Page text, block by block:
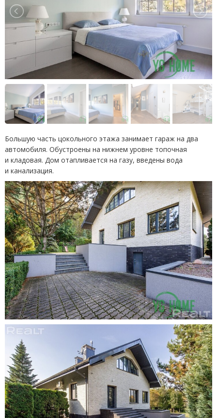
Большую часть цокольного этажа занимает гараж на два
автомобиля. Обустроены на нижнем уровне топочная
и кладовая. Дом отапливается на газу, введены вода
и канализация.